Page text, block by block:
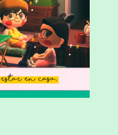
en casa.